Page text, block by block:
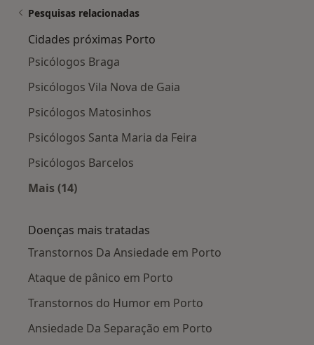
Pesquisas relacionadas
Cidades próximas Porto
Psicólogos Braga
Psicólogos Vila Nova de Gaia
Psicólogos Matosinhos
Psicólogos Santa Maria da Feira
Psicólogos Barcelos
Mais (14)
Doenças mais tratadas
Transtornos Da Ansiedade em Porto
Ataque de pânico em Porto
Transtornos do Humor em Porto
Ansiedade Da Separação em Porto